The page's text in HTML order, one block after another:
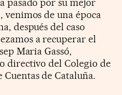
de una época
después del caso
a recuperar el
Maria Gassó,
directivo del Colegio de
Cuentas de Cataluña.